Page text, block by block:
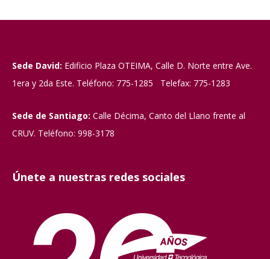
Sede David: Edificio Plaza OTEIMA, Calle D. Norte entre Ave.
1era y 2da Este. Teléfono: 775-1285 Telefax: 775-1283
Sede de Santiago: Calle Décima, Canto del Llano frente al
CRUV. Teléfono: 998-3178
Únete a nuestras redes sociales